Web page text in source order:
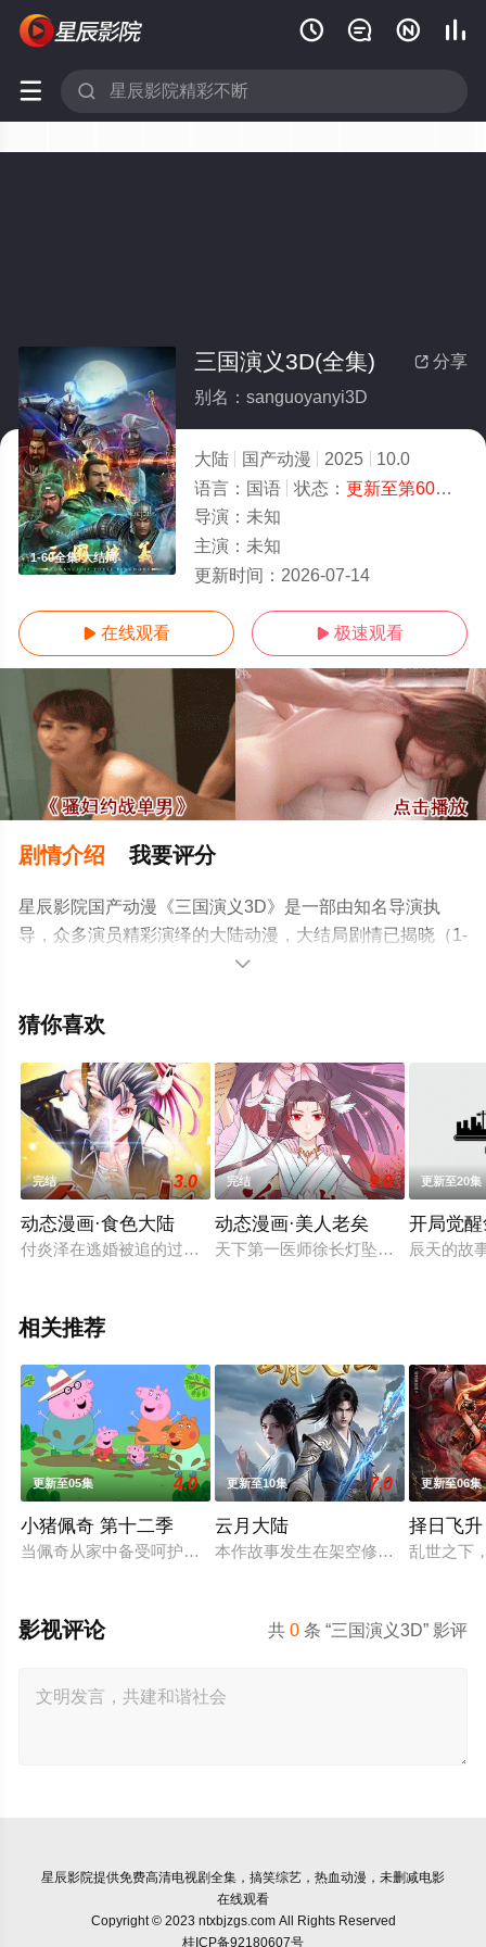
   
 
1-60全集/大结局
 分享
三国演义3D(全集)
别名：sanguoyanyi3D
大陆 国产动漫 2025
10.0
语言： 国语 状态： 更新至第60集
导演： 未知
主演： 未知
更新时间： 2026-07-14
 在线观看  极速观看
剧情介绍 我要评分
星辰影院国产动漫《三国演义3D》是一部由知名导演执
导，众多演员精彩演绎的大陆动漫，大结局剧情已揭晓（1-
60全集），手机免费观看高清无删减完整版动漫全集就上
情网等平台了解。

猜你喜欢
完结 3.0
动态漫画·食色大陆
付炎泽在逃婚被追的过程中神奇的穿越到了异界，他突兀地出
完结 9.0
动态漫画·美人老矣
天下第一医师徐长灯坠崖身亡，其女
更新至20集
开局觉
辰天的故
相关推荐
更新至05集 4.0
小猪佩奇 第十二季
当佩奇从家中备受呵护的'小妹妹'一跃成为肩负责任的'大姐姐'，
更新至10集 7.0
云月大陆
本作故事发生在架空修仙世界——云
更新至06集
择日飞升
乱世之下
共0 条 “三国演义3D” 影评
影视评论
星辰影院提供免费高清电视剧全集，搞笑综艺，热血动漫，未删减电影
在线观看
Copyright © 2023 ntxbjzgs.com All Rights Reserved
桂ICP备92180607号